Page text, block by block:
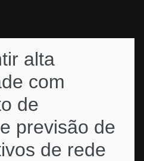
alta
com
de
previsão de
de rede